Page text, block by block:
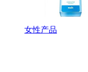
女性产品